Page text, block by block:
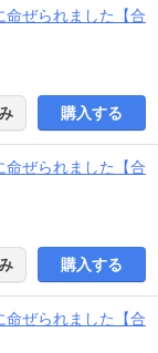
命ぜられました【合
購入する
命ぜられました【合
購入する
命ぜられました【合